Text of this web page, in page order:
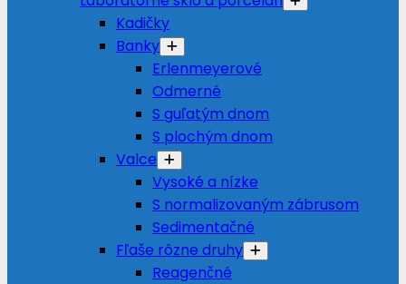
Kadičky
Banky
Erlenmeyerové
Odmerné
S guľatým dnom
S plochým dnom
Valce
Vysoké a nízke
S normalizovaným zábrusom
Sedimentačné
Fľaše rôzne druhy
Reagenčné